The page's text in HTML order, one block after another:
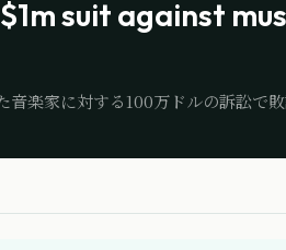
suit against
音楽家に対する100万ドルの訴訟で